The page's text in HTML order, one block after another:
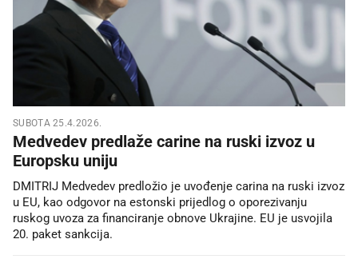
SUBOTA 25.4.2026.
Medvedev predlaže carine na ruski izvoz u
Europsku uniju
DMITRIJ Medvedev predložio je uvođenje carina na ruski izvoz
u EU, kao odgovor na estonski prijedlog o oporezivanju
ruskog uvoza za financiranje obnove Ukrajine. EU je usvojila
20. paket sankcija.